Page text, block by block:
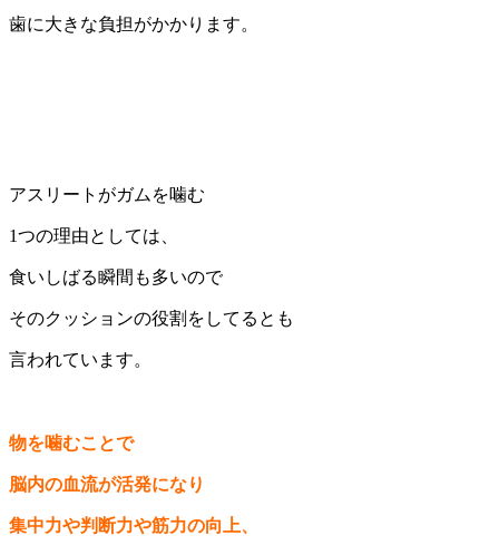
歯に大きな負担がかかります。
アスリートがガムを噛む
1つの理由としては、
食いしばる瞬間も多いので
そのクッションの役割をしてるとも
言われています。
物を噛むことで
脳内の血流が活発になり
集中力や判断力や筋力の向上、